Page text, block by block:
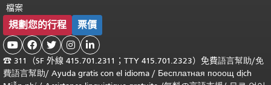
檔案
規劃您的行程 票價
    
☎ 311（SF 外線 415.701.2311；TTY 415.701.2323）免費語言幫助/免
費語言幫助/ Ayuda gratis con el idioma / Бесплатная пооощ dịch